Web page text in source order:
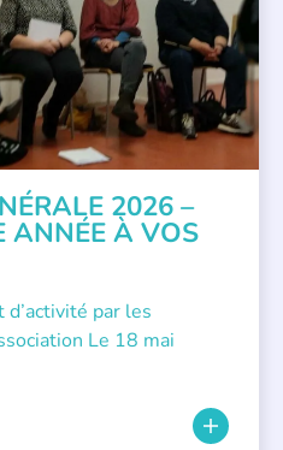
2026 –
ANNÉE À VOS
par les
Le 18 mai